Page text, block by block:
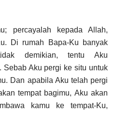
percayalah kepada Allah,
Di rumah Bapa-Ku banyak
demikian, tentu Aku
Sebab Aku pergi ke situ untuk
Dan apabila Aku telah pergi
tempat bagimu, Aku akan
kamu ke tempat-Ku,